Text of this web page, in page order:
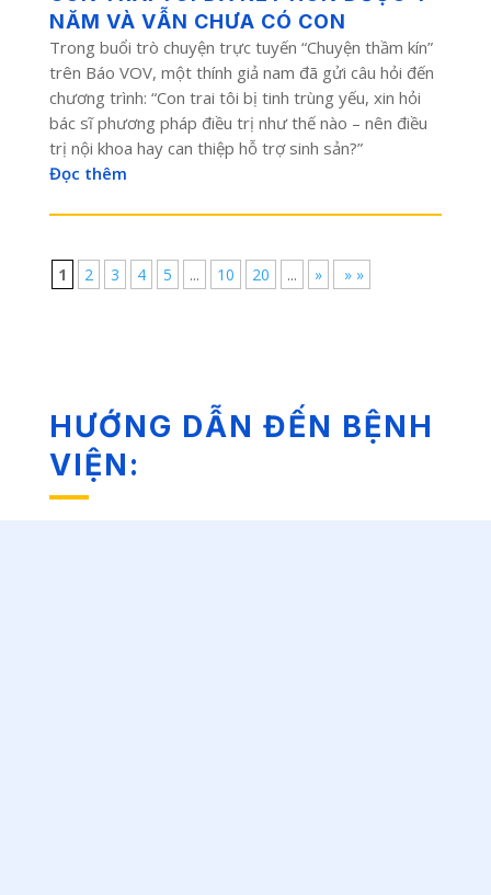
NĂM VÀ VẪN CHƯA CÓ CON
Trong buổi trò chuyện trực tuyến “Chuyện thầm kín”
trên Báo VOV, một thính giả nam đã gửi câu hỏi đến
chương trình: “Con trai tôi bị tinh trùng yếu, xin hỏi
bác sĩ phương pháp điều trị như thế nào – nên điều
trị nội khoa hay can thiệp hỗ trợ sinh sản?”
Đọc thêm
1 2 3 4 5 ... 10 20 ... » » »
HƯỚNG DẪN ĐẾN BỆNH
VIỆN: